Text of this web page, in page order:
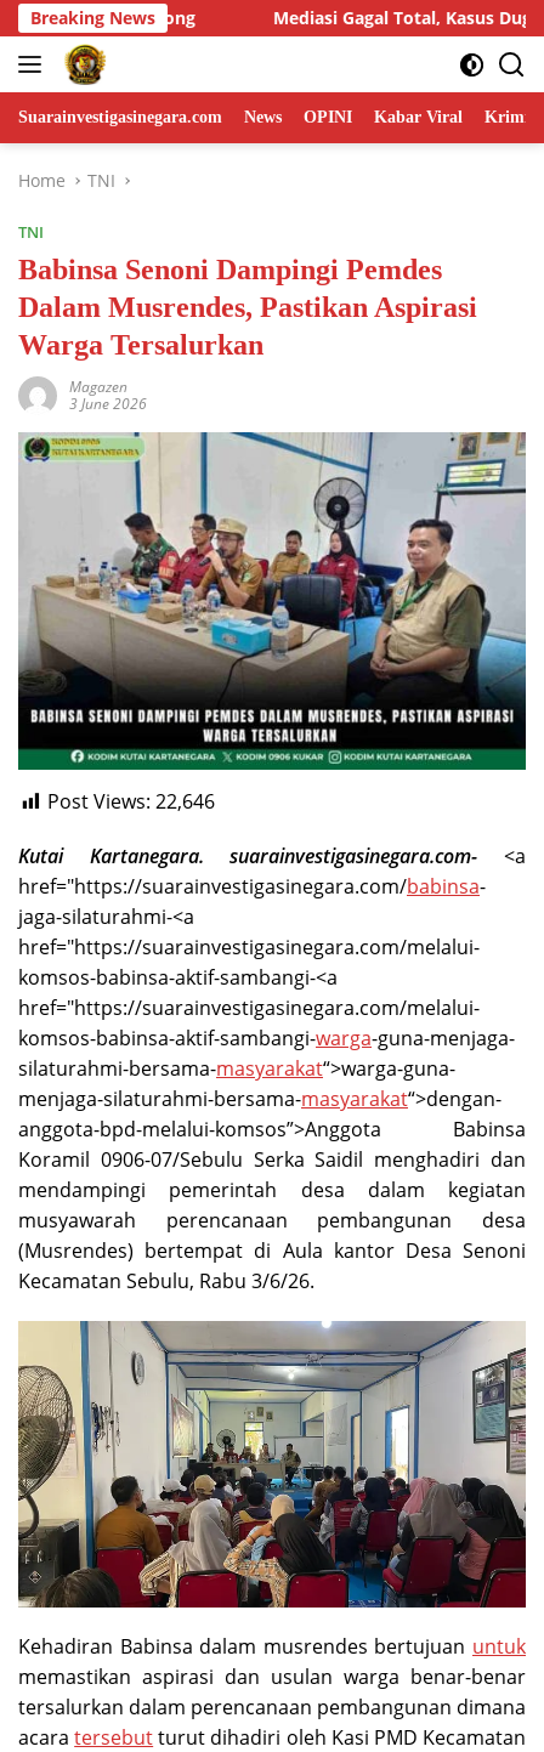
Skip
to
content
Breaking News
Total, Kasus Dugaan Penggelapan Honda HR-V Rp130 Juta
Suarainvestigasinegara.com News OPINI Kabar Viral
Home TNI
TNI
Babinsa Senoni Dampingi Pemdes
Dalam Musrendes, Pastikan Aspirasi
Warga Tersalurkan
Magazen
3 June 2026
Post Views: 22,646
Kutai Kartanegara. suarainvestigasinegara.com- <a
href="https://suarainvestigasinegara.com/babinsa-
jaga-silaturahmi-<a
href="https://suarainvestigasinegara.com/melalui-
komsos-babinsa-aktif-sambangi-<a
href="https://suarainvestigasinegara.com/melalui-
komsos-babinsa-aktif-sambangi-warga-guna-menjaga-
silaturahmi-bersama-masyarakat“>warga-guna-
menjaga-silaturahmi-bersama-masyarakat“>dengan-
anggota-bpd-melalui-komsos”>Anggota Babinsa
Koramil 0906-07/Sebulu Serka Saidil menghadiri dan
mendampingi pemerintah desa dalam kegiatan
musyawarah perencanaan pembangunan desa
(Musrendes) bertempat di Aula kantor Desa Senoni
Kecamatan Sebulu, Rabu 3/6/26.
Kehadiran Babinsa dalam musrendes bertujuan untuk
memastikan aspirasi dan usulan warga benar-benar
tersalurkan dalam perencanaan pembangunan dimana
acaratersebutturut dihadiri oleh Kasi PMD Kecamatan